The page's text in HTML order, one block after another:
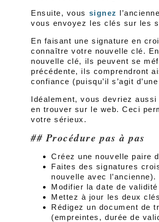
Ensuite, vous signez
vous envoyez les clés sur les
En faisant une signature en
connaître votre nouvelle clé.
nouvelle clé, ils peuvent se
précédente, ils comprendront
confiance (puisqu’il s’agit
Idéalement, vous devriez
en trouver sur le web. Ceci
votre sérieux.
Procédure pas à pas
Créez une nouvelle paire
Faites des signatures
nouvelle avec l’ancienne).
Modifier la date de
Mettez à jour les deux
Rédigez un document de
(empreintes, durée de